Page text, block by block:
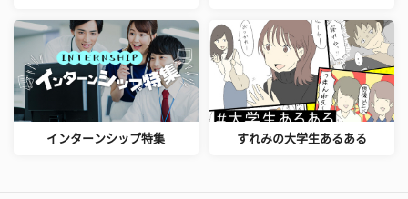
インターンシップ特集 すれみの大学生あるある